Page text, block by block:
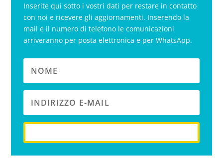
Inserite qui sotto i vostri dati per restare in contatto
con noi e ricevere gli aggiornamenti. Inserendo la
mail e il numero di telefono le comunicazioni
arriveranno per posta elettronica e per WhatsApp.